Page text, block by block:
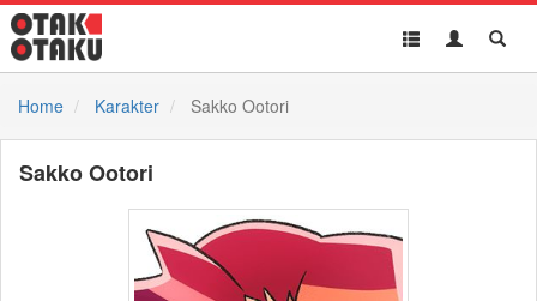
Toggle
Toggle
Home
Karakter Sakko Ootori
Sakko Ootori